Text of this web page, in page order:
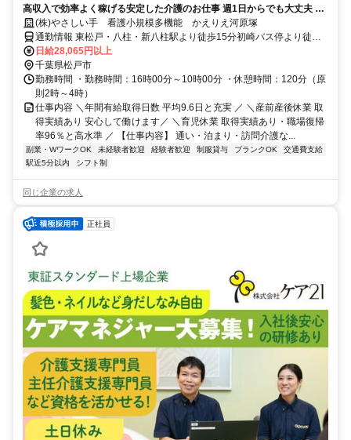
高収入で効率よく稼げる安定した介護のお仕事 週1日からでも大丈夫 W
ワーク歓迎
(株)やさしい手 看護小規模多機能 かえりえ河原塚
通勤情報 東松戸・八柱・新八柱駅より徒歩15分初崎バス停より徒歩5
分※車通勤応相談
日給28,065円以上
千葉県松戸市
勤務時間 ・勤務時間：16時00分～10時00分 ・休憩時間：120分（原
則2時～4時）
仕事内容 ＼年間有給取得日数 平均9.6日と充実 ／ ＼産前産後休業 取
得実績あり 安心して働けます／ ＼育児休業 取得実績あり・職場復帰
率96％と高水準 ／ 【仕事内容】 通い・泊まり・訪問介護な...
副業・WワークOK 未経験者歓迎 経験者歓迎 制服貸与 ブランクOK
交通費支給
駅近5分以内
シフト制
同じ企業の求人
正社員